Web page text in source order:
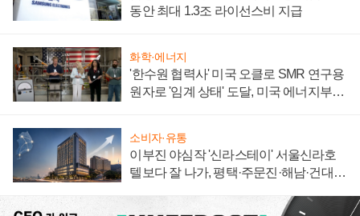
동안 최대 1.3조 라이선스비 지급
화학·에너지
'한수원 협력사' 미국 오클로 SMR 연구용
원자로 '임계 상태' 도달, 미국 에너지부
소비자·유통
이부진 야심작 '신라스테이' 서울신라호
텔보다 잘 나가, 평택·주문진·해남·건대로